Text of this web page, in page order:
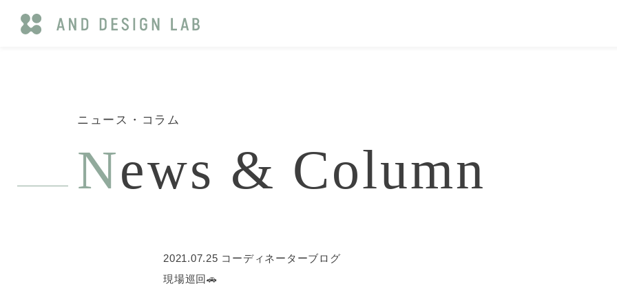
ニュース・コラム
News & Column
2021.07.25 コーディネーターブログ
現場巡回🚗